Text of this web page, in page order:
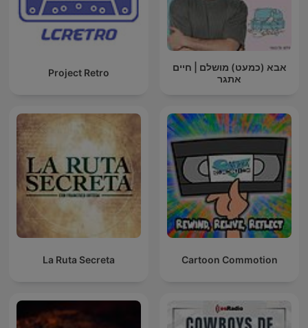
Project Retro
אבא (כמעט) מושלם | חיים
אתגר
La Ruta Secreta Cartoon Commotion